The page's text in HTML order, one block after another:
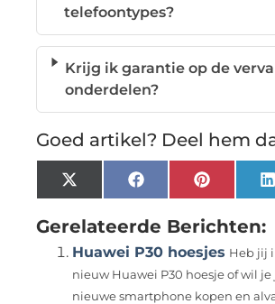
telefoontypes?
Krijg ik garantie op de
onderdelen?
Goed artikel? Deel hem
X
(Twitter)
FacebookPinterest
Gerelateerde Berichten:
Huawei P30 hoesjes Heb jij
nieuw Huawei P30 hoesje of wil je
nieuwe smartphone kopen en